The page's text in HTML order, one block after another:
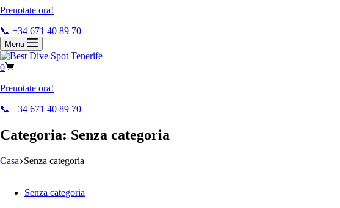
Prenotate ora!
📞 +34 671 40 89 70
Menu
0
Prenotate ora!
📞 +34 671 40 89 70
Categoria: Senza categoria
Casa Senza categoria
Senza categoria